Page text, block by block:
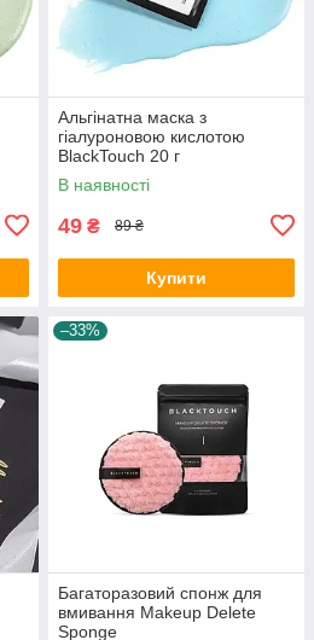
Альгінатна маска з
гіалуроновою кислотою
BlackTouch 20 г
В наявності
49 ₴ 89 ₴
Купити
–33%
Багаторазовий спонж для
вмивання Makeup Delete
Sponge